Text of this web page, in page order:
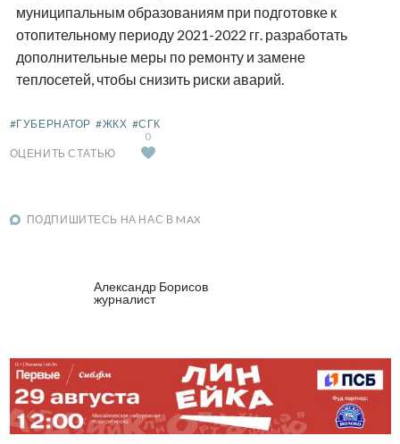
муниципальным образованиям при подготовке к
отопительному периоду 2021-2022 гг. разработать
дополнительные меры по ремонту и замене
теплосетей, чтобы снизить риски аварий.
#ГУБЕРНАТОР #ЖКХ #СГК
ОЦЕНИТЬ СТАТЬЮ
0
ПОДПИШИТЕСЬ НА НАС В MAX
Александр Борисов
журналист